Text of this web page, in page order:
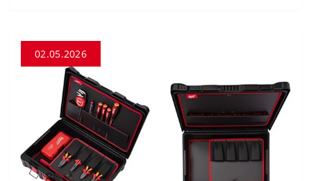
02.05.2026